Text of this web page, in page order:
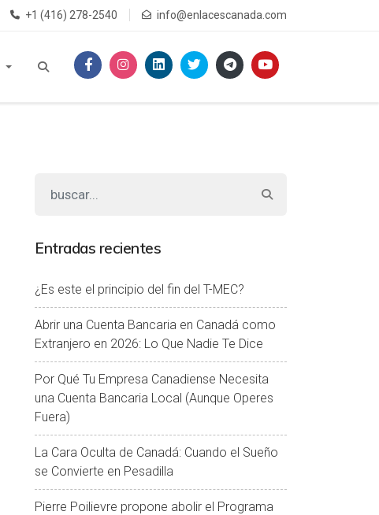
+1 (416) 278-2540 info@enlacescanada.com
Entradas recientes
¿Es este el principio del fin del T-MEC?
Abrir una Cuenta Bancaria en Canadá como
Extranjero en 2026: Lo Que Nadie Te Dice
Por Qué Tu Empresa Canadiense Necesita
una Cuenta Bancaria Local (Aunque Operes
Fuera)
La Cara Oculta de Canadá: Cuando el Sueño
se Convierte en Pesadilla
Pierre Poilievre propone abolir el Programa